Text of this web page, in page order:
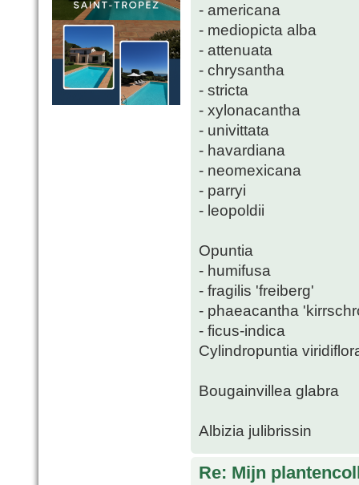
- americana
- mediopicta alba
- attenuata
- chrysantha
- stricta
- xylonacantha
- univittata
- havardiana
- neomexicana
- parryi
- leopoldii
Opuntia
- humifusa
- fragilis 'freiberg'
- phaeacantha
- ficus-indica
Cylindropuntia
Bougainvillea glabra
Albizia julibrissin
Re: Mijn